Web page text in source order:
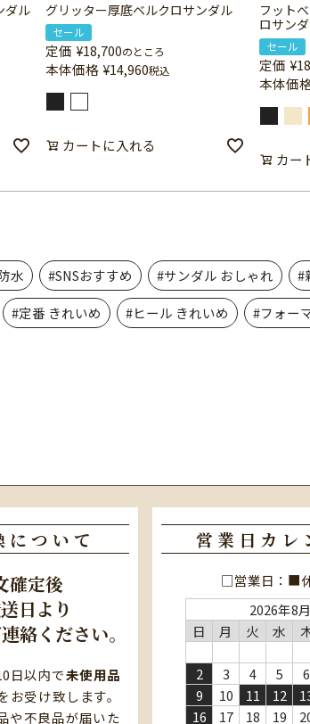
ダル グリッター厚底ベルクロサンダル
セール
定価 ¥18,700のところ
本体価格 ¥14,960税込
カートに入れる
フット
ロサン
セール
定価 ¥
本体価
カー
水 #SNSおすすめ #サンダル おしゃれ #
#定番 きれいめ #ヒール きれいめ #フォー
について
確定後
日より
絡ください。
日以内で未使用品
お受け致します。
や不良品が届いた
営業日カレ
□営業日：■
2026年8月
日
月 火 水
2
3 4 5 6
9
10 11 12
16
17 18 19